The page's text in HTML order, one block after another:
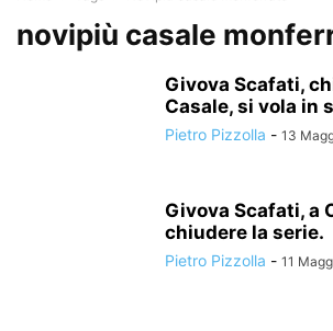
novipiù casale
Givova Scafati,
Casale, si vola in
Pietro Pizzolla - 13
Givova Scafati, a
chiudere la serie.
Pietro Pizzolla - 11